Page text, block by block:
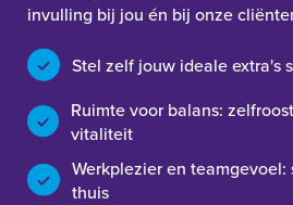
invulling bij jou én bij onze
Stel zelf jouw ideale extra's
Ruimte voor balans:
vitaliteit
Werkplezier en teamgevoel:
thuis